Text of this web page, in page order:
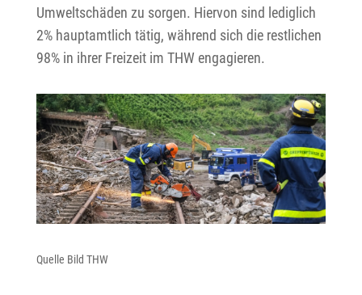
Umweltschäden zu sorgen. Hiervon sind lediglich
2% hauptamtlich tätig, während sich die restlichen
98% in ihrer Freizeit im THW engagieren.
Quelle Bild THW